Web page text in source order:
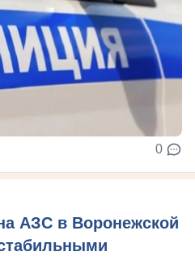
0
АЗС в Воронежской